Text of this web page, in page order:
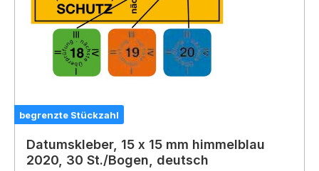
begrenzte Stückzahl
Datumskleber, 15 x 15 mm himmelblau
2020, 30 St./Bogen, deutsch